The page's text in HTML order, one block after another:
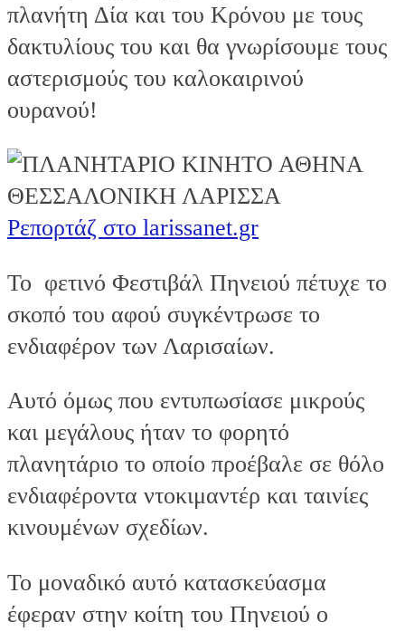
πλανήτη Δία και του Κρόνου με τους
δακτυλίους του και θα γνωρίσουμε τους
αστερισμούς του καλοκαιρινού
ουρανού!
Ρεπορτάζ στο larissanet.gr
Το φετινό Φεστιβάλ Πηνειού πέτυχε το
σκοπό του αφού συγκέντρωσε το
ενδιαφέρον των Λαρισαίων.
Αυτό όμως που εντυπωσίασε μικρούς
και μεγάλους ήταν το φορητό
πλανητάριο το οποίο προέβαλε σε θόλο
ενδιαφέροντα ντοκιμαντέρ και ταινίες
κινουμένων σχεδίων.
Το μοναδικό αυτό κατασκεύασμα
έφεραν στην κοίτη του Πηνειού ο